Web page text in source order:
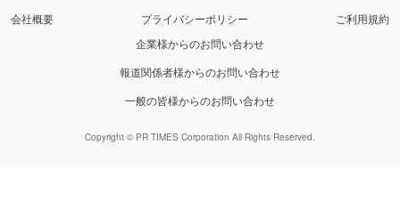
会社概要 プライバシーポリシー
ご利用規約
企業様からのお問い合わせ
報道関係者様からのお問い合わせ
一般の皆様からのお問い合わせ
Copyright © PR TIMES Corporation All Rights Reserved.